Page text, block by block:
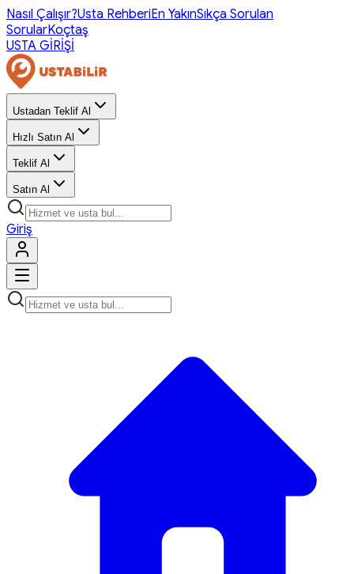
Nasıl Çalışır?Usta RehberiEn YakınSıkça Sorulan
SorularKoçtaş
USTA GİRİŞİ
Ustadan Teklif Al
Hızlı Satın Al
Teklif Al
Satın Al
Giriş